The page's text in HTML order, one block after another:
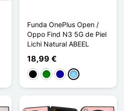
Funda OnePlus Open /
Oppo Find N3 5G de Piel
Lichi Natural ABEEL
18,99 €
NegroVerdeAzul oscuro
Azul claro